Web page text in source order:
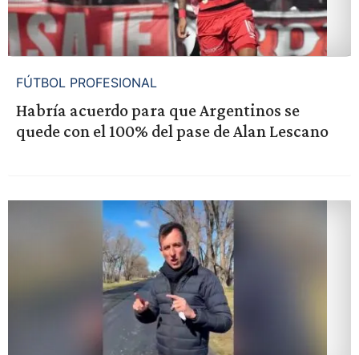
FÚTBOL PROFESIONAL
Habría acuerdo para que Argentinos se
quede con el 100% del pase de Alan Lescano